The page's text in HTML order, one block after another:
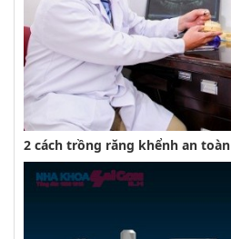
2 cách trồng răng khểnh an